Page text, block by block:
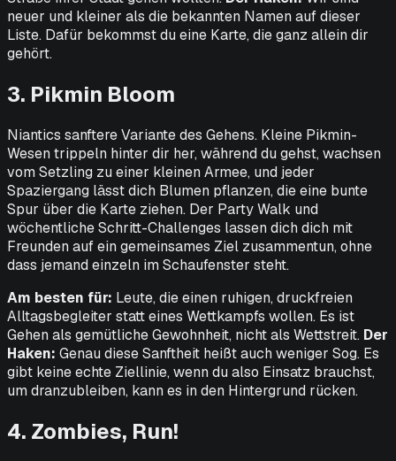
neuer und kleiner als die bekannten Namen auf dieser
Liste. Dafür bekommst du eine Karte, die ganz allein dir
gehört.
3. Pikmin Bloom
Niantics sanftere Variante des Gehens. Kleine Pikmin-
Wesen trippeln hinter dir her, während du gehst, wachsen
vom Setzling zu einer kleinen Armee, und jeder
Spaziergang lässt dich Blumen pflanzen, die eine bunte
Spur über die Karte ziehen. Der Party Walk und
wöchentliche Schritt-Challenges lassen dich dich mit
Freunden auf ein gemeinsames Ziel zusammentun, ohne
dass jemand einzeln im Schaufenster steht.
Am besten für: Leute, die einen ruhigen, druckfreien
Alltagsbegleiter statt eines Wettkampfs wollen. Es ist
Gehen als gemütliche Gewohnheit, nicht als Wettstreit. Der
Haken: Genau diese Sanftheit heißt auch weniger Sog. Es
gibt keine echte Ziellinie, wenn du also Einsatz brauchst,
um dranzubleiben, kann es in den Hintergrund rücken.
4. Zombies, Run!